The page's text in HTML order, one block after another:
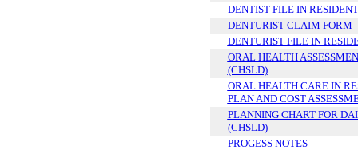
DENTIST FILE IN
DENTURIST CLAIM FORM
DENTURIST FILE IN
ORAL HEALTH
(CHSLD)
ORAL HEALTH CARE IN
PLAN AND COST
PLANNING CHART FOR
(CHSLD)
PROGESS NOTES